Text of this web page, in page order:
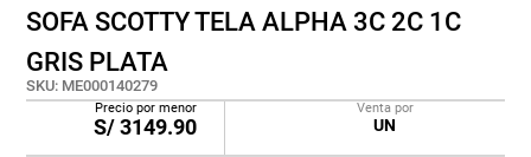
SOFA SCOTTY TELA ALPHA 3C 2C 1C
GRIS PLATA
SKU: ME000140279
Precio por menor
S/3149.90
Venta por
UN